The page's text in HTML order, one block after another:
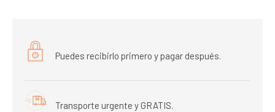
Puedes recibirlo primero y pagar después.
Transporte urgente y GRATIS.